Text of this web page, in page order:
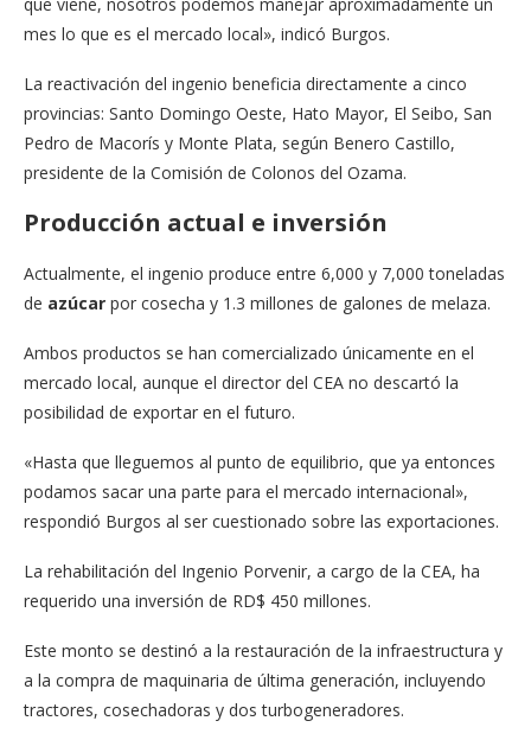
mes lo que es el mercado local», indicó Burgos.
La reactivación del ingenio beneficia directamente a cinco
provincias: Santo Domingo Oeste, Hato Mayor, El Seibo, San
Pedro de Macorís y Monte Plata, según Benero Castillo,
presidente de la Comisión de Colonos del Ozama.
Producción actual e inversión
Actualmente, el ingenio produce entre 6,000 y 7,000 toneladas
de azúcar por cosecha y 1.3 millones de galones de melaza.
Ambos productos se han comercializado únicamente en el
mercado local, aunque el director del CEA no descartó la
posibilidad de exportar en el futuro.
«Hasta que lleguemos al punto de equilibrio, que ya entonces
podamos sacar una parte para el mercado internacional»,
respondió Burgos al ser cuestionado sobre las exportaciones.
La rehabilitación del Ingenio Porvenir, a cargo de la CEA, ha
requerido una inversión de RD$ 450 millones.
Este monto se destinó a la restauración de la infraestructura y
a la compra de maquinaria de última generación, incluyendo
tractores, cosechadoras y dos turbogeneradores.